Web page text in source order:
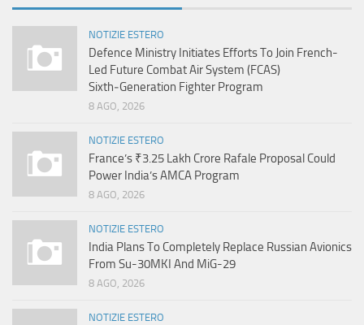
NOTIZIE ESTERO
Defence Ministry Initiates Efforts To Join French-
Led Future Combat Air System (FCAS)
Sixth‑Generation Fighter Program
8 AGO, 2026
NOTIZIE ESTERO
France’s ₹3.25 Lakh Crore Rafale Proposal Could
Power India’s AMCA Program
8 AGO, 2026
NOTIZIE ESTERO
India Plans To Completely Replace Russian Avionics
From Su-30MKI And MiG-29
8 AGO, 2026
NOTIZIE ESTERO